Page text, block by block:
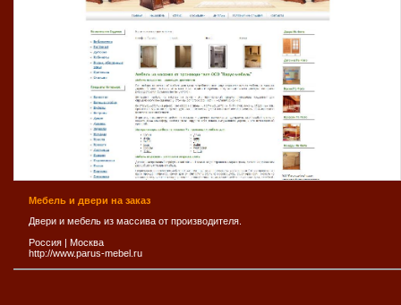
Мебель и двери на заказ
Двери и мебель из массива от производителя.
Россия | Москва
http://www.parus-mebel.ru